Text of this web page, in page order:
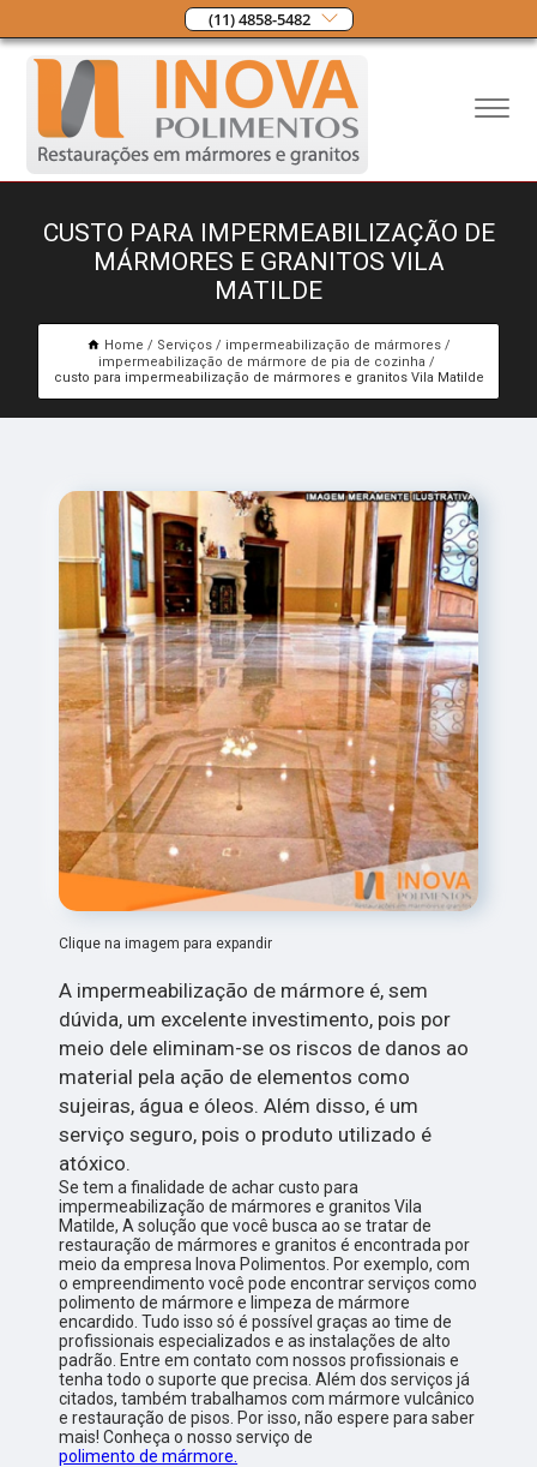
(11) 4858-5482
CUSTO PARA IMPERMEABILIZAÇÃO DE
MÁRMORES E GRANITOS VILA
MATILDE
Home Serviços
impermeabilização de mármores
impermeabilização de mármore de pia de cozinha
custo para impermeabilização de mármores e granitos Vila Matilde
Clique na imagem para expandir
A impermeabilização de mármore é, sem
dúvida, um excelente investimento, pois por
meio dele eliminam-se os riscos de danos ao
material pela ação de elementos como
sujeiras, água e óleos. Além disso, é um
serviço seguro, pois o produto utilizado é
atóxico.
Se tem a finalidade de achar custo para
impermeabilização de mármores e granitos Vila
Matilde, A solução que você busca ao se tratar de
restauração de mármores e granitos é encontrada por
meio da empresa Inova Polimentos. Por exemplo, com
o empreendimento você pode encontrar serviços como
polimento de mármore e limpeza de mármore
encardido. Tudo isso só é possível graças ao time de
profissionais especializados e as instalações de alto
padrão. Entre em contato com nossos profissionais e
tenha todo o suporte que precisa. Além dos serviços já
citados, também trabalhamos com mármore vulcânico
e restauração de pisos. Por isso, não espere para saber
mais! Conheça o nosso serviço de
polimento de mármore.